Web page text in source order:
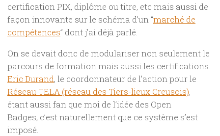
certification PIX, diplôme ou titre, etc mais aussi de
façon innovante sur le schéma d’un “marché de
compétences” dont j’ai déjà parlé.
On se devait donc de modulariser non seulement le
parcours de formation mais aussi les certifications.
Eric Durand, le coordonnateur de l’action pour le
Réseau TELA (réseau des Tiers-lieux Creusois),
étant aussi fan que moi de l’idée des Open
Badges, c’est naturellement que ce système s’est
imposé.